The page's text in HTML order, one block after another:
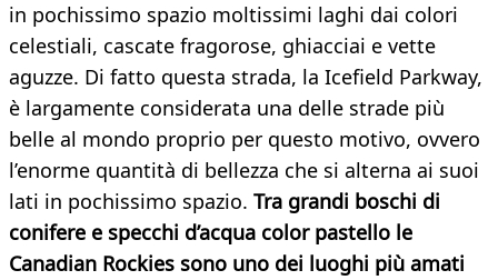
in pochissimo spazio moltissimi laghi dai colori
celestiali, cascate fragorose, ghiacciai e vette
aguzze. Di fatto questa strada, la Icefield Parkway,
è largamente considerata una delle strade più
belle al mondo proprio per questo motivo, ovvero
l’enorme quantità di bellezza che si alterna ai suoi
lati in pochissimo spazio. Tra grandi boschi di
conifere e specchi d’acqua color pastello le
Canadian Rockies sono uno dei luoghi più amati